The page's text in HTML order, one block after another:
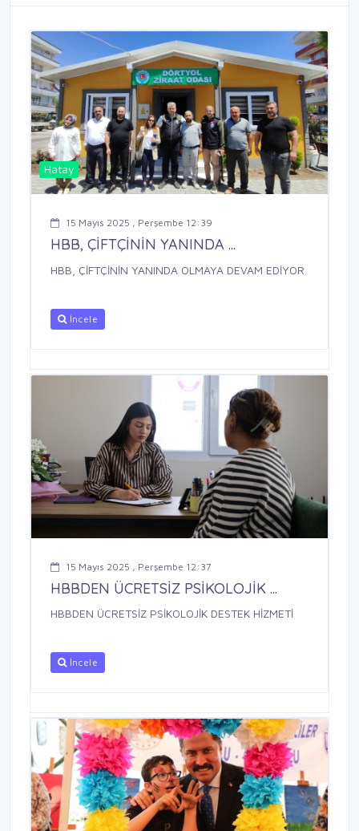
Hatay
15 Mayıs 2025 , Perşembe 12:39
HBB, ÇİFTÇİNİN YANINDA ...
HBB, ÇİFTÇİNİN YANINDA OLMAYA DEVAM EDİYOR
İncele
15 Mayıs 2025 , Perşembe 12:37
HBBDEN ÜCRETSİZ PSİKOLOJİK ...
HBBDEN ÜCRETSİZ PSİKOLOJİK DESTEK HİZMETİ
İncele